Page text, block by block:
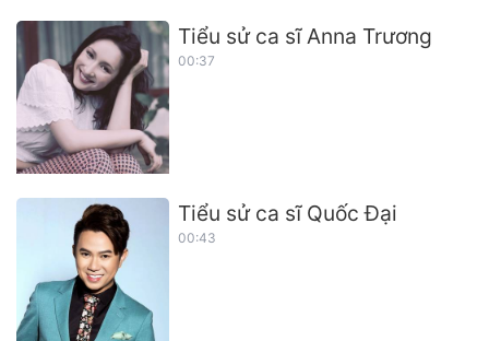
Tiểu sử ca sĩ Anna Trương
00:37
Tiểu sử ca sĩ Quốc Đại
00:43